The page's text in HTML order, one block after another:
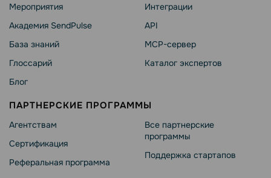
Мероприятия
Академия SendPulse
База знаний
Глоссарий
Блог
Интеграции
API
MCP-сервер
Каталог экспертов
ПАРТНЕРСКИЕ ПРОГРАММЫ
Агентствам
Сертификация
Реферальная программа
Все партнерские
программы
Поддержка стартапов